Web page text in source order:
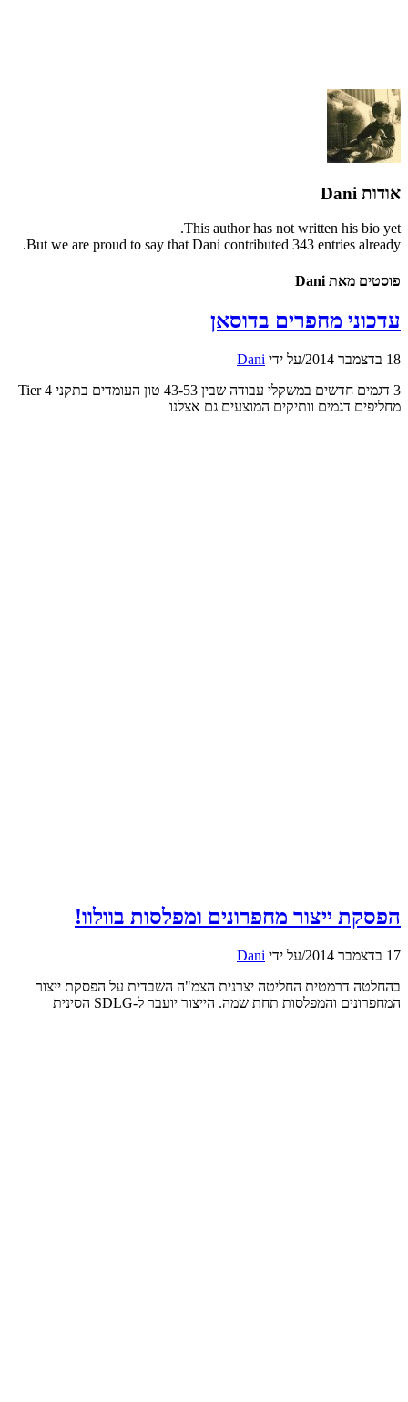
אודות Dani
This author has not written his bio yet.
But we are proud to say thatDani contributed 343 entries already.
פוסטים מאת Dani
עדכוני מחפרים בדוסאן
18 בדצמבר 2014 /על ידי Dani
3 דגמים חדשים במשקלי עבודה שבין 43-53 טון העומדים בתקני Tier 4
מחליפים דגמים וותיקים המוצעים גם אצלנו
הפסקת ייצור מחפרונים ומפלסות בוולוו!
17 בדצמבר 2014 /על ידי Dani
בהחלטה דרמטית החליטה יצרנית הצמ"ה השבדית על הפסקת ייצור
המחפרונים והמפלסות תחת שמה. הייצור יועבר ל-SDLG הסינית